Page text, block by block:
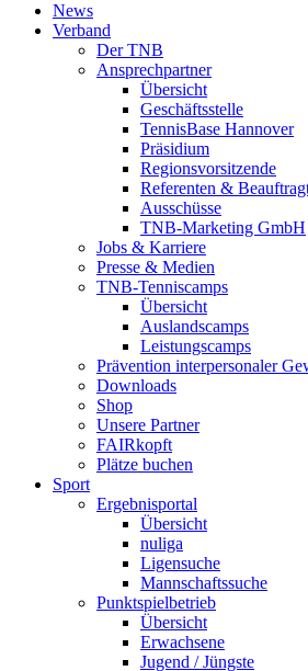
News
Verband
Der TNB
Ansprechpartner
Übersicht
Geschäftsstelle
TennisBase Hannover
Präsidium
Regionsvorsitzende
Referenten &
Ausschüsse
TNB-Marketing GmbH
Jobs & Karriere
Presse & Medien
TNB-Tenniscamps
Übersicht
Auslandscamps
Leistungscamps
Prävention interpersonaler
Downloads
Shop
Unsere Partner
FAIRkopft
Plätze buchen
Sport
Ergebnisportal
Übersicht
nuliga
Ligensuche
Mannschaftssuche
Punktspielbetrieb
Übersicht
Erwachsene
Jugend / Jüngste